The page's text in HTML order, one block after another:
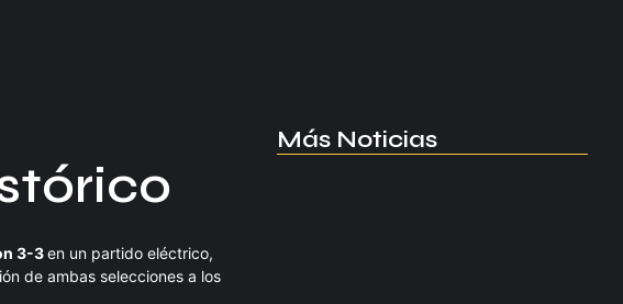
3-3en un partido eléctrico,
de ambas selecciones a los
Más Noticias